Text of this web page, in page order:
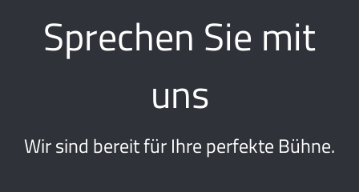
Sprechen Sie mit
uns
Wir sind bereit für Ihre perfekte Bühne.